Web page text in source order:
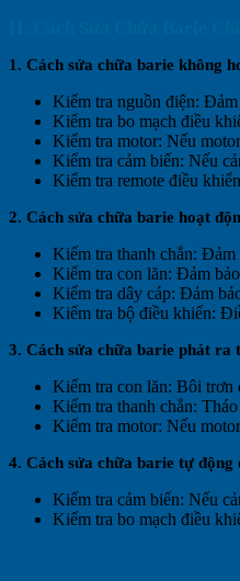
1. Cách sửa chữa barie không
Kiểm tra nguồn điện: Đảm
Kiểm tra bo mạch điều
Kiểm tra motor: Nếu
Kiểm tra cảm biến: Nếu
Kiểm tra remote điều
2. Cách sửa chữa barie hoạt
Kiểm tra thanh chắn: Đảm
Kiểm tra con lăn: Đảm
Kiểm tra dây cáp: Đảm
Kiểm tra bộ điều khiển:
3. Cách sửa chữa barie phát ra
Kiểm tra con lăn: Bôi trơn
Kiểm tra thanh chắn:
Kiểm tra motor: Nếu
4. Cách sửa chữa barie tự động
Kiểm tra cảm biến: Nếu
Kiểm tra bo mạch điều